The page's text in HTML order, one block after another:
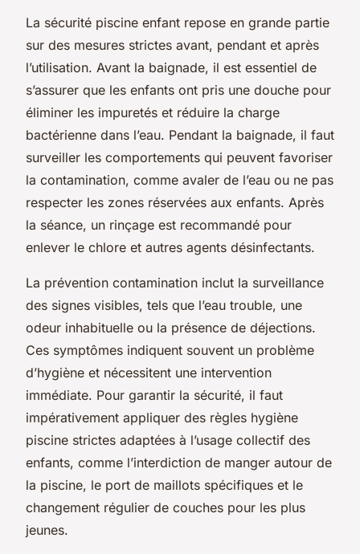
La sécurité piscine enfant repose en grande partie
sur des mesures strictes avant, pendant et après
l’utilisation. Avant la baignade, il est essentiel de
s’assurer que les enfants ont pris une douche pour
éliminer les impuretés et réduire la charge
bactérienne dans l’eau. Pendant la baignade, il faut
surveiller les comportements qui peuvent favoriser
la contamination, comme avaler de l’eau ou ne pas
respecter les zones réservées aux enfants. Après
la séance, un rinçage est recommandé pour
enlever le chlore et autres agents désinfectants.
La prévention contamination inclut la surveillance
des signes visibles, tels que l’eau trouble, une
odeur inhabituelle ou la présence de déjections.
Ces symptômes indiquent souvent un problème
d’hygiène et nécessitent une intervention
immédiate. Pour garantir la sécurité, il faut
impérativement appliquer des règles hygiène
piscine strictes adaptées à l’usage collectif des
enfants, comme l’interdiction de manger autour de
la piscine, le port de maillots spécifiques et le
changement régulier de couches pour les plus
jeunes.